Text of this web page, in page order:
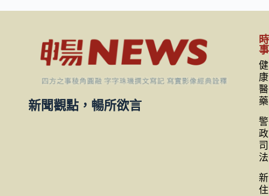
新聞觀點，暢所欲言
時
事
健
康
醫
藥
警
政
司
法
新
住